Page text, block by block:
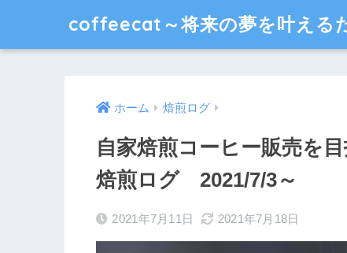
coffeecat～将来の夢を叶える
ホーム 焙煎ログ
自家焙煎コーヒー販売を
焙煎ログ 2021/7/3～
2021年7月11日 2021年7月18日